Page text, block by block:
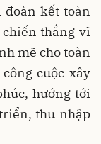
đoàn kết toàn
thắng vĩ
mẽ cho toàn
cuộc xây
hướng tới
thu nhập